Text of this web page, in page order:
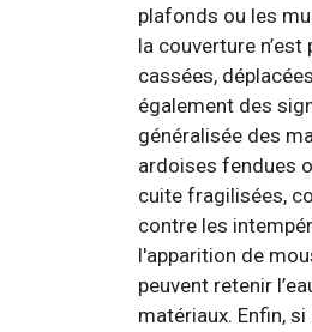
plafonds ou les
la couverture
cassées,
également des
généralisée des
ardoises fendues
cuite fragilisées,
contre les
l'apparition de
peuvent retenir
matériaux. Enfin,